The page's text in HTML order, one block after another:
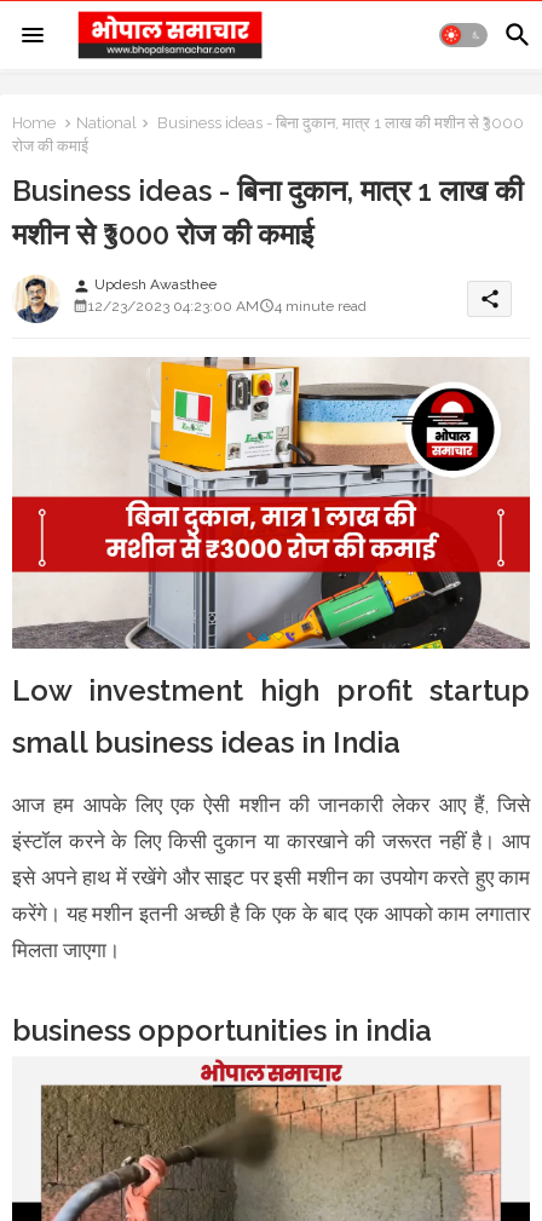
Home National
Business ideas - बिना दुकान, मात्र 1 लाख की मशीन से ₹3000
रोज की कमाई
Business ideas - बिना दुकान, मात्र 1 लाख की
मशीन से ₹3000 रोज की कमाई
person Updesh Awasthee
12/23/2023 04:23:00 AM
4 minute read share
Low investment high profit startup
small business ideas in India
आज हम आपके लिए एक ऐसी मशीन की जानकारी लेकर आए हैं, जिसे
इंस्टॉल करने के लिए किसी दुकान या कारखाने की जरूरत नहीं है। आप
इसे अपने हाथ में रखेंगे और साइट पर इसी मशीन का उपयोग करते हुए काम
करेंगे। यह मशीन इतनी अच्छी है कि एक के बाद एक आपको काम लगातार
मिलता जाएगा।
business opportunities in india